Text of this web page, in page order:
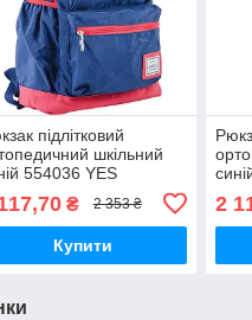
підлітковий
шкільний
554036 YES
₴ 2 353 ₴
Купити
2